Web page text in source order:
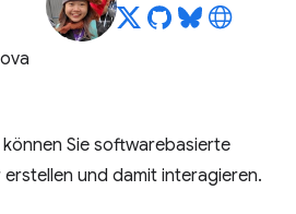
können Sie softwarebasierte
und damit interagieren.